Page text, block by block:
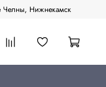
Челны, Нижнекамск